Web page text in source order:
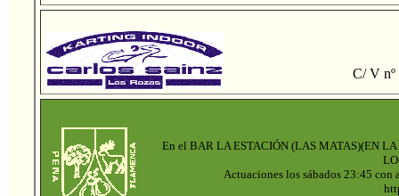
C/ V nº
En el BAR LA ESTACIÓN (LAS MATAS)(EN
Actuaciones los sábados 23:45 con